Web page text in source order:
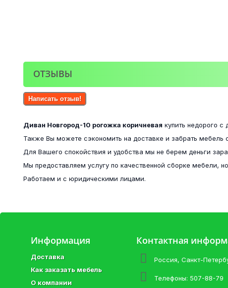
ОТЗЫВЫ
Написать отзыв!
Диван Новгород-10 рогожка коричневая купить недорого
Также Вы можете сэкономить на доставке и забрать мебель
Для Вашего спокойствия и удобства мы не берем деньги
Мы предоставляем услугу по качественной сборке мебели,
Работаем и с юридическими лицами.
Информация
Доставка
Как заказать мебель
О компании
Контактная
Россия, Санкт-
Телефоны: 507-88-79